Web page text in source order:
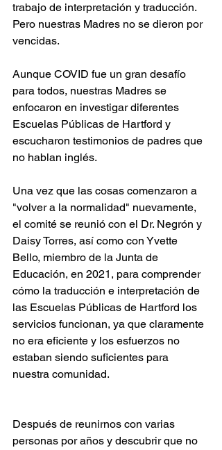
trabajo de interpretación y traducción.
Pero nuestras Madres no se dieron por
vencidas.
Aunque COVID fue un gran desafío
para todos, nuestras Madres se
enfocaron en investigar diferentes
Escuelas Públicas de Hartford y
escucharon testimonios de padres que
no hablan inglés.
Una vez que las cosas comenzaron a
"volver a la normalidad" nuevamente,
el comité se reunió con el Dr. Negrón y
Daisy Torres, así como con Yvette
Bello, miembro de la Junta de
Educación, en 2021, para comprender
cómo la traducción e interpretación de
las Escuelas Públicas de Hartford los
servicios funcionan, ya que claramente
no era eficiente y los esfuerzos no
estaban siendo suficientes para
nuestra comunidad.
Después de reunirnos con varias
personas por años y descubrir que no